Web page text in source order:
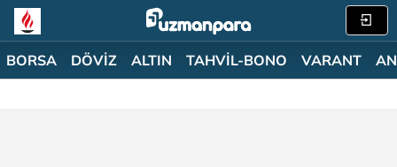
BORSA DÖVİZ ALTIN TAHVİL-BONO VARANT